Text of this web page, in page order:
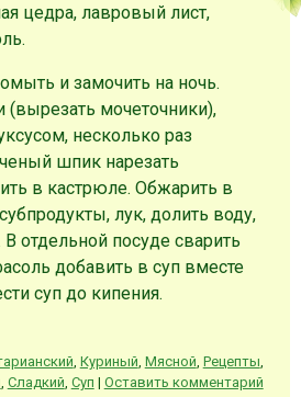
цедра, лавровый лист,
и замочить на ночь.
(вырезать мочеточники),
несколько раз
шпик нарезать
в кастрюле. Обжарить в
лук, долить воду,
В отдельной посуде сварить
добавить в суп вместе
суп до кипения.
Куриный Мясной Рецепты
Сладкий Суп | Оставить комментарий